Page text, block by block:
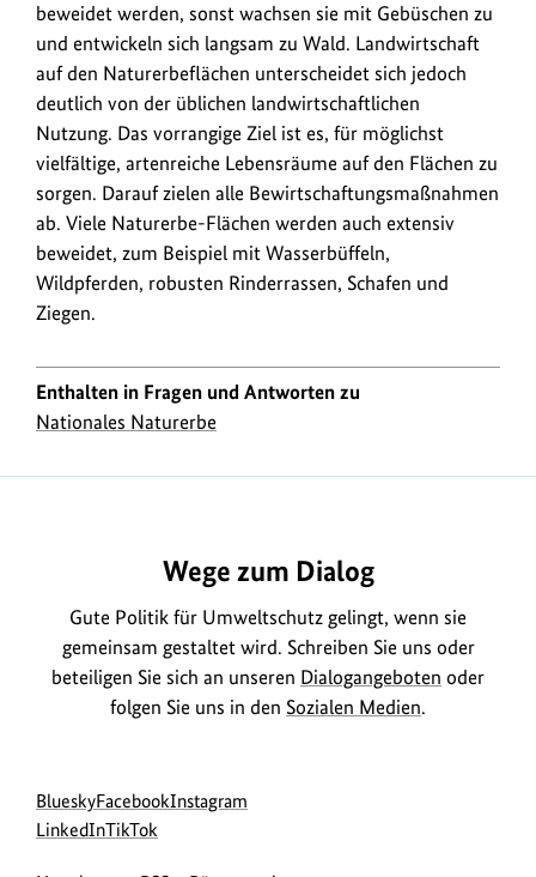
beweidet werden, sonst wachsen sie mit Gebüschen zu
und entwickeln sich langsam zu Wald. Landwirtschaft
auf den Naturerbeflächen unterscheidet sich jedoch
deutlich von der üblichen landwirtschaftlichen
Nutzung. Das vorrangige Ziel ist es, für möglichst
vielfältige, artenreiche Lebensräume auf den Flächen zu
sorgen. Darauf zielen alle Bewirtschaftungsmaßnahmen
ab. Viele Naturerbe-Flächen werden auch extensiv
beweidet, zum Beispiel mit Wasserbüffeln,
Wildpferden, robusten Rinderrassen, Schafen und
Ziegen.
Enthalten in Fragen und Antworten zu
Nationales Naturerbe
Wege zum Dialog
Gute Politik für Umweltschutz gelingt, wenn sie
gemeinsam gestaltet wird. Schreiben Sie uns oder
beteiligen Sie sich an unseren Dialogangeboten oder
folgen Sie uns in den Sozialen Medien.
Social
Media
Blueskyzur
Bluesky-
Facebookzur
Instagram
LinkedInzur
zur
TikTok